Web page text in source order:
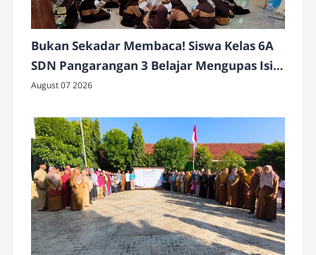
Bukan Sekadar Membaca! Siswa Kelas 6A
SDN Pangarangan 3 Belajar Mengupas Isi
Buku Lewat Jurnal Membaca
August 07 2026